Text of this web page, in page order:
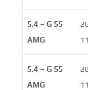
5.4 – G 55
AMG
5.4 – G 55
AMG